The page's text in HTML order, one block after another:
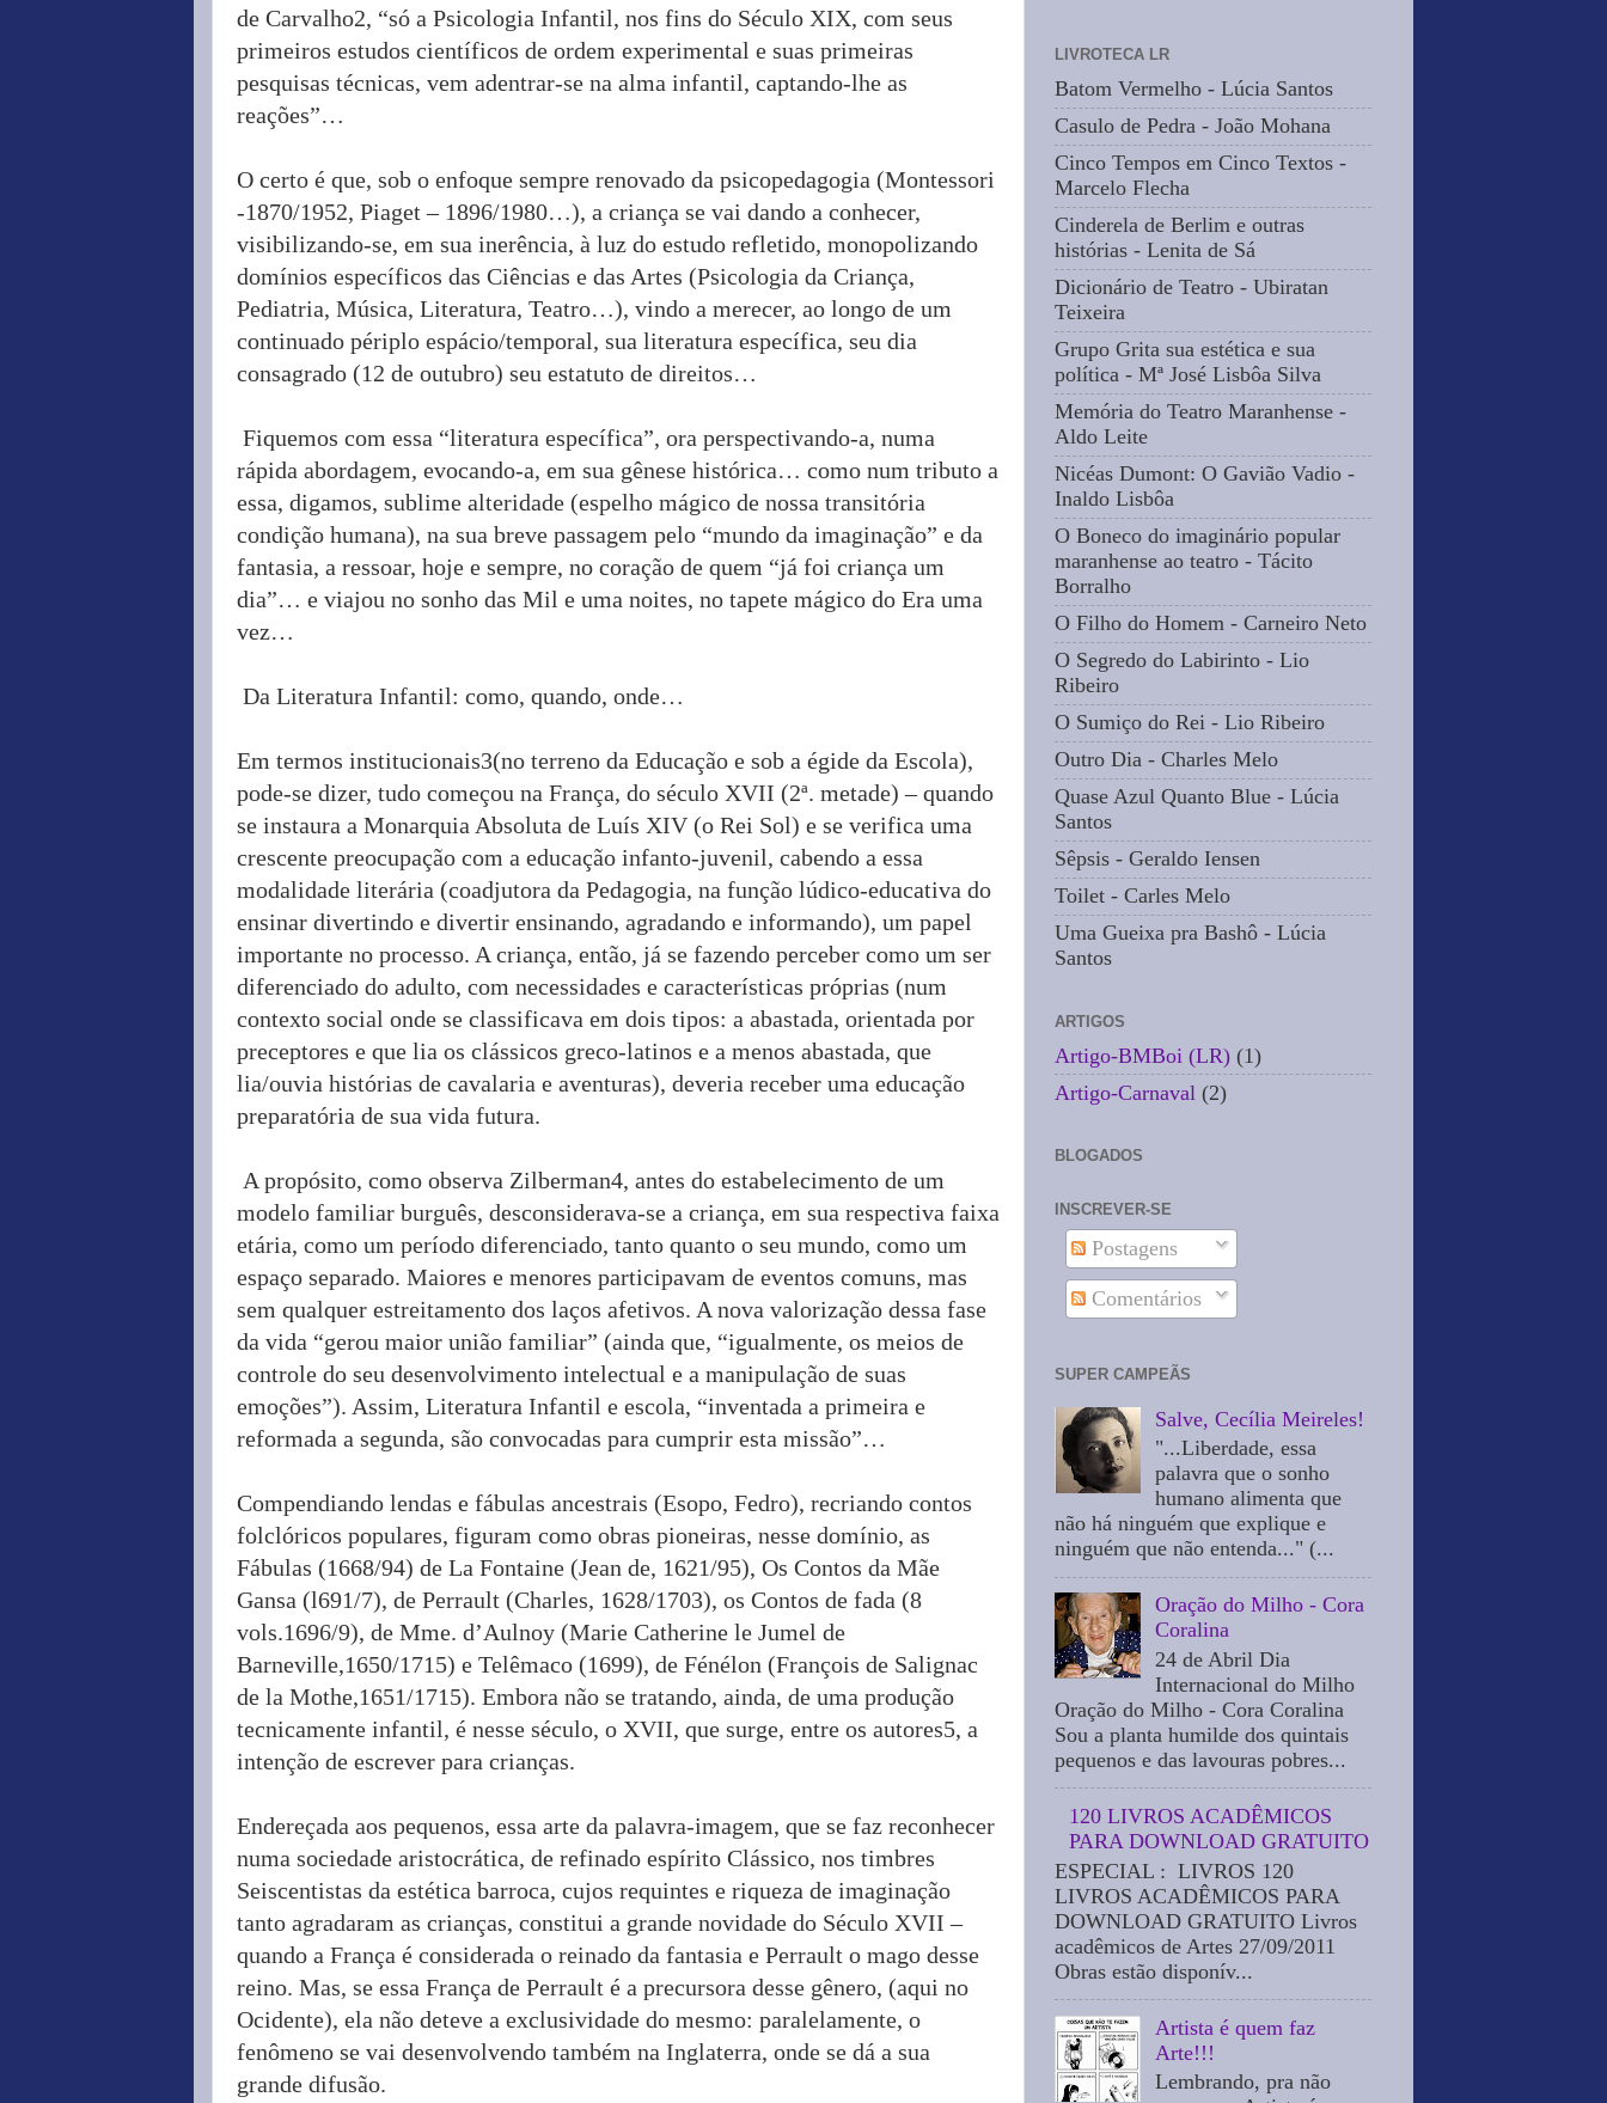
de Carvalho2, “só a Psicologia Infantil, nos fins do Século XIX, com seus
primeiros estudos científicos de ordem experimental e suas primeiras
pesquisas técnicas, vem adentrar-se na alma infantil, captando-lhe as
reações”…
O certo é que, sob o enfoque sempre renovado da psicopedagogia (Montessori
-1870/1952, Piaget – 1896/1980…), a criança se vai dando a conhecer,
visibilizando-se, em sua inerência, à luz do estudo refletido, monopolizando
domínios específicos das Ciências e das Artes (Psicologia da Criança,
Pediatria, Música, Literatura, Teatro…), vindo a merecer, ao longo de um
continuado périplo espácio/temporal, sua literatura específica, seu dia
consagrado (12 de outubro) seu estatuto de direitos…
Fiquemos com essa “literatura específica”, ora perspectivando-a, numa
rápida abordagem, evocando-a, em sua gênese histórica… como num tributo a
essa, digamos, sublime alteridade (espelho mágico de nossa transitória
condição humana), na sua breve passagem pelo “mundo da imaginação” e da
fantasia, a ressoar, hoje e sempre, no coração de quem “já foi criança um
dia”… e viajou no sonho das Mil e uma noites, no tapete mágico do Era uma
vez…
Da Literatura Infantil: como, quando, onde…
Em termos institucionais3(no terreno da Educação e sob a égide da Escola),
pode-se dizer, tudo começou na França, do século XVII (2ª. metade) – quando
se instaura a Monarquia Absoluta de Luís XIV (o Rei Sol) e se verifica uma
crescente preocupação com a educação infanto-juvenil, cabendo a essa
modalidade literária (coadjutora da Pedagogia, na função lúdico-educativa do
ensinar divertindo e divertir ensinando, agradando e informando), um papel
importante no processo. A criança, então, já se fazendo perceber como um ser
diferenciado do adulto, com necessidades e características próprias (num
contexto social onde se classificava em dois tipos: a abastada, orientada por
preceptores e que lia os clássicos greco-latinos e a menos abastada, que
lia/ouvia histórias de cavalaria e aventuras), deveria receber uma educação
preparatória de sua vida futura.
A propósito, como observa Zilberman4, antes do estabelecimento de um
modelo familiar burguês, desconsiderava-se a criança, em sua respectiva faixa
etária, como um período diferenciado, tanto quanto o seu mundo, como um
espaço separado. Maiores e menores participavam de eventos comuns, mas
sem qualquer estreitamento dos laços afetivos. A nova valorização dessa fase
da vida “gerou maior união familiar” (ainda que, “igualmente, os meios de
controle do seu desenvolvimento intelectual e a manipulação de suas
emoções”). Assim, Literatura Infantil e escola, “inventada a primeira e
reformada a segunda, são convocadas para cumprir esta missão”…
Compendiando lendas e fábulas ancestrais (Esopo, Fedro), recriando contos
folclóricos populares, figuram como obras pioneiras, nesse domínio, as
Fábulas (1668/94) de La Fontaine (Jean de, 1621/95), Os Contos da Mãe
Gansa (l691/7), de Perrault (Charles, 1628/1703), os Contos de fada (8
vols.1696/9), de Mme. d’Aulnoy (Marie Catherine le Jumel de
Barneville,1650/1715) e Telêmaco (1699), de Fénélon (François de Salignac
de la Mothe,1651/1715). Embora não se tratando, ainda, de uma produção
tecnicamente infantil, é nesse século, o XVII, que surge, entre os autores5, a
intenção de escrever para crianças.
Endereçada aos pequenos, essa arte da palavra-imagem, que se faz reconhecer
numa sociedade aristocrática, de refinado espírito Clássico, nos timbres
Seiscentistas da estética barroca, cujos requintes e riqueza de imaginação
tanto agradaram as crianças, constitui a grande novidade do Século XVII –
quando a França é considerada o reinado da fantasia e Perrault o mago desse
reino. Mas, se essa França de Perrault é a precursora desse gênero, (aqui no
Ocidente), ela não deteve a exclusividade do mesmo: paralelamente, o
fenômeno se vai desenvolvendo também na Inglaterra, onde se dá a sua
grande difusão.
LIVROTECA LR
Batom Vermelho - Lúcia Santos
Casulo de Pedra - João Mohana
Cinco Tempos em Cinco Textos -
Marcelo Flecha
Cinderela de Berlim e outras
histórias - Lenita de Sá
Dicionário de Teatro - Ubiratan
Teixeira
Grupo Grita sua estética e sua
política - Mª José Lisbôa Silva
Memória do Teatro Maranhense -
Aldo Leite
Nicéas Dumont: O Gavião Vadio -
Inaldo Lisbôa
O Boneco do imaginário popular
maranhense ao teatro - Tácito
Borralho
O Filho do Homem - Carneiro Neto
O Segredo do Labirinto - Lio
Ribeiro
O Sumiço do Rei - Lio Ribeiro
Outro Dia - Charles Melo
Quase Azul Quanto Blue - Lúcia
Santos
Sêpsis - Geraldo Iensen
Toilet - Carles Melo
Uma Gueixa pra Bashô - Lúcia
Santos
ARTIGOS
Artigo-BMBoi (LR) (1)
Artigo-Carnaval (2)
BLOGADOS
INSCREVER-SE
Postagens
Comentários
SUPER CAMPEÃS
Salve, Cecília Meireles!
"...Liberdade, essa
palavra que o sonho
humano alimenta que
não há ninguém que explique e
ninguém que não entenda..." (...
Oração do Milho - Cora
Coralina
24 de Abril Dia
Internacional do Milho
Oração do Milho - Cora Coralina
Sou a planta humilde dos quintais
pequenos e das lavouras pobres...
120 LIVROS ACADÊMICOS
PARA DOWNLOAD GRATUITO
ESPECIAL : LIVROS 120
LIVROS ACADÊMICOS PARA
DOWNLOAD GRATUITO Livros
acadêmicos de Artes 27/09/2011
Obras estão disponív...
Artista é quem faz
Arte!!!
Lembrando, pra não